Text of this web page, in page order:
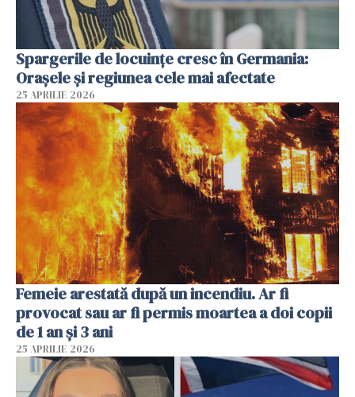
Spargerile de locuințe cresc în Germania:
Orașele și regiunea cele mai afectate
25 APRILIE 2026
Femeie arestată după un incendiu. Ar fi
provocat sau ar fi permis moartea a doi copii
de 1 an și 3 ani
25 APRILIE 2026